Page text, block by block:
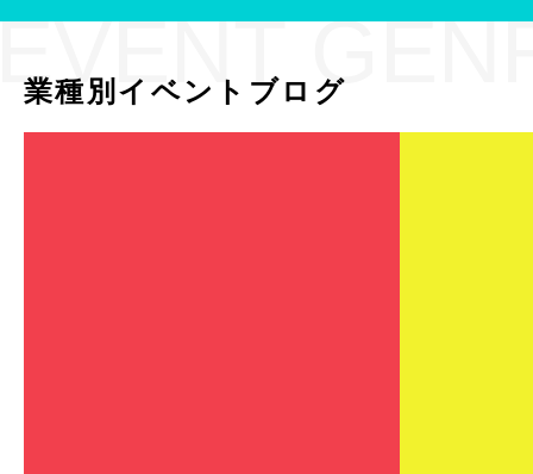
業種別イベントブログ